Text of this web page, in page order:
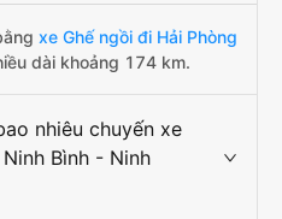
xe Ghế ngồi đi Hải Phòng
dài khoảng 174 km.
nhiêu chuyến xe
Bình - Ninh